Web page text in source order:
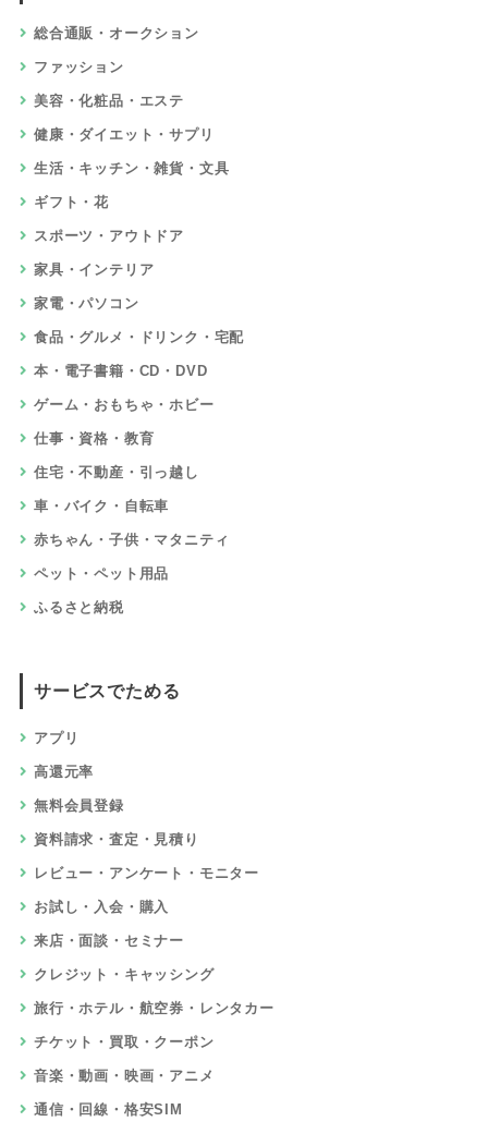
総合通販・オークション
ファッション
美容・化粧品・エステ
健康・ダイエット・サプリ
生活・キッチン・雑貨・文具
ギフト・花
スポーツ・アウトドア
家具・インテリア
家電・パソコン
食品・グルメ・ドリンク・宅配
本・電子書籍・CD・DVD
ゲーム・おもちゃ・ホビー
仕事・資格・教育
住宅・不動産・引っ越し
車・バイク・自転車
赤ちゃん・子供・マタニティ
ペット・ペット用品
ふるさと納税
サービスでためる
アプリ
高還元率
無料会員登録
資料請求・査定・見積り
レビュー・アンケート・モニター
お試し・入会・購入
来店・面談・セミナー
クレジット・キャッシング
旅行・ホテル・航空券・レンタカー
チケット・買取・クーポン
音楽・動画・映画・アニメ
通信・回線・格安SIM